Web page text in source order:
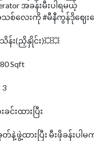
အခန်းမီးပါရမယ့်
သစ်လေးကို #မီနီကွန်ဒိုဈေး‌
သိန်း(ညှိနှိုင်း)💥💥
Sqft
3
င်းထားပြီး
နဲ့ဖွဲ့ထားပြီး မီးဖိုခန်းပ